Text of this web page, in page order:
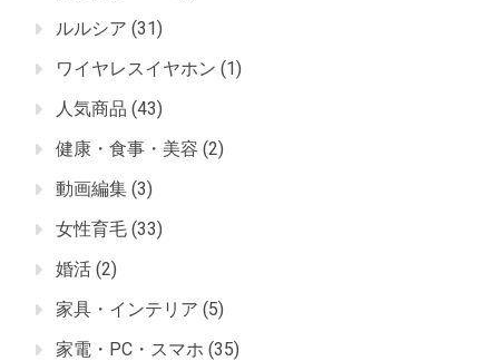
ルルシア (31)
ワイヤレスイヤホン (1)
人気商品 (43)
健康・食事・美容 (2)
動画編集 (3)
女性育毛 (33)
婚活 (2)
家具・インテリア (5)
家電・PC・スマホ (35)